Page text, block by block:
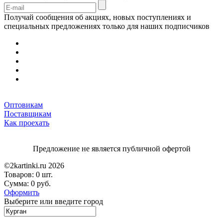
Получай сообщения об акциях, новых поступлениях и
специальных предложениях только для наших подписчиков
Оптовикам
Поставщикам
Как проехать
Предложение не является публичной офертой
©2kartinki.ru 2026
Товаров: 0 шт.
Сумма: 0 руб.
Оформить
Выберите или введите город